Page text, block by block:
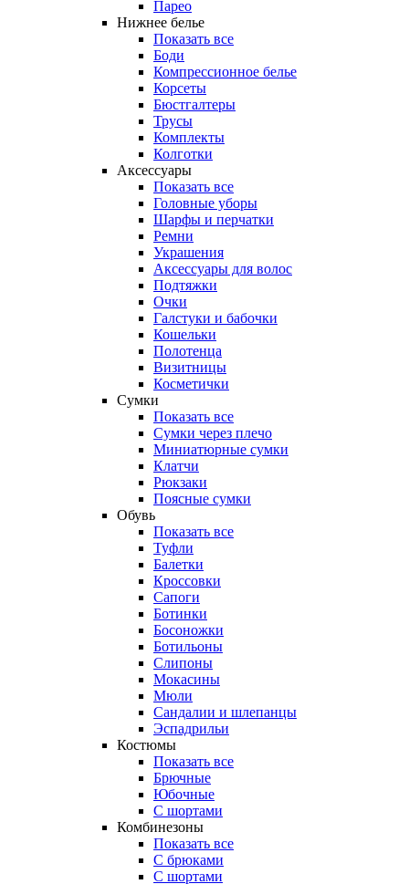
Парео
Нижнее белье
Показать все
Боди
Компрессионное белье
Корсеты
Бюстгалтеры
Трусы
Комплекты
Колготки
Аксессуары
Показать все
Головные уборы
Шарфы и перчатки
Ремни
Украшения
Аксессуары для волос
Подтяжки
Очки
Галстуки и бабочки
Кошельки
Полотенца
Визитницы
Косметички
Сумки
Показать все
Сумки через плечо
Миниатюрные cумки
Клатчи
Рюкзаки
Поясные сумки
Обувь
Показать все
Туфли
Балетки
Кроссовки
Сапоги
Ботинки
Босоножки
Ботильоны
Слипоны
Мокасины
Мюли
Сандалии и шлепанцы
Эспадрильи
Костюмы
Показать все
Брючные
Юбочные
С шортами
Комбинезоны
Показать все
С брюками
С шортами